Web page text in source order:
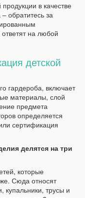
в качестве
обратитесь за
на любой
детской
гардероба, включает
материалы, слой
предмета
определяется
сертификация
делятся на три
которые
Сюда относят
купальники, трусы и